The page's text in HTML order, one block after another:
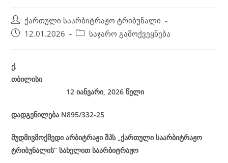
Post
author:
ქართული საარბიტრაჟო ტრიბუნალი
Post12.01.2026
Postსაჯარო გამოქვეყნება
ქ.
თბილისი
12 იანვარი, 2026 წელი
დადგენილება N895/332-25
მუდმივმოქმედი არბიტრაჟი შპს „ქართული საარბიტრაჟო
ტრიბუნალის“ სახელით საარბიტრაჟო